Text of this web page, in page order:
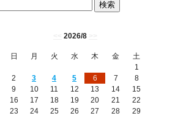
2026/8
日 月 火 水 木 金
土
1
2
3 4 5 6 7
8
9
10 11 12 13 14
15
16
17 18 19 20 21
22
23
24 25 26 27 28
29